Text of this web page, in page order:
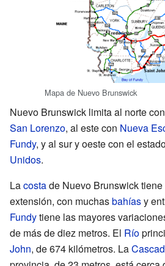
Mapa de Nuevo Brunswick
Nuevo Brunswick limita al norte con
San Lorenzo, al este con Nueva
Fundy, y al sur y oeste con el
Unidos.
Lacostade Nuevo Brunswick
extensión, con muchasbahíasy
Fundytiene las mayores
de más de diez metros. El Río
John, de 674 kilómetros. La